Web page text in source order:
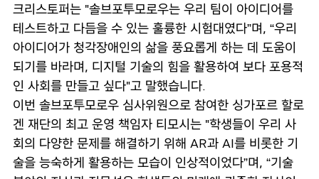
크리스토퍼는 "솔브포투모로우는 우리 팀이 아이디어를
테스트하고 다듬을 수 있는 훌륭한 시험대였다”며, “우리
아이디어가 청각장애인의 삶을 풍요롭게 하는 데 도움이
되기를 바라며, 디지털 기술의 힘을 활용하여 보다 포용적
인 사회를 만들고 싶다"고 말했습니다.
이번 솔브포투모로우 심사위원으로 참여한 싱가포르 할로
겐 재단의 최고 운영 책임자 티모시는 "학생들이 우리 사
회의 다양한 문제를 해결하기 위해 AR과 AI를 비롯한 기
술을 능숙하게 활용하는 모습이 인상적이었다”며, “기술